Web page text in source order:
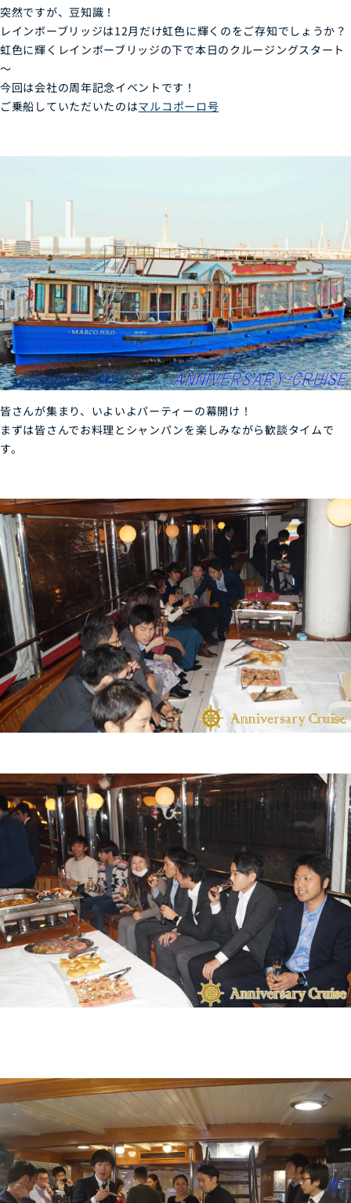
突然ですが、豆知識！
レインボーブリッジは12月だけ虹色に輝くのをご存知でしょうか？
虹色に輝くレインボーブリッジの下で本日のクルージングスタート
～
今回は会社の周年記念イベントです！
ご乗船していただいたのはマルコポーロ号
皆さんが集まり、いよいよパーティーの幕開け！
まずは皆さんでお料理とシャンパンを楽しみながら歓談タイムで
す。